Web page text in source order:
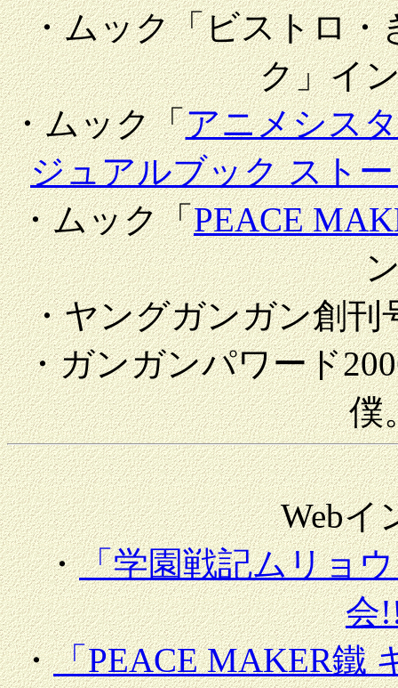
・ムック「ビストロ・
ク」イ
・ムック「アニメシス
ジュアルブック スト
・ムック「PEACE
・ヤングガンガン創刊
・ガンガンパワード
僕
Webイ
・「学園戦記ムリョ
会
・「PEACE MAKER鐵